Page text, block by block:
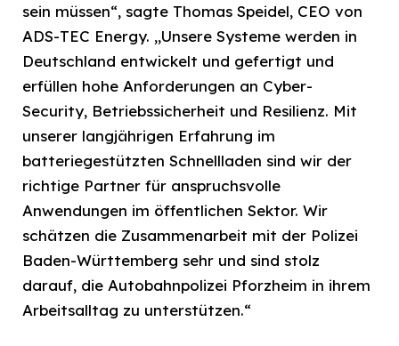
sein müssen“, sagte Thomas Speidel, CEO von
ADS-TEC Energy. „Unsere Systeme werden in
Deutschland entwickelt und gefertigt und
erfüllen hohe Anforderungen an Cyber-
Security, Betriebssicherheit und Resilienz. Mit
unserer langjährigen Erfahrung im
batteriegestützten Schnellladen sind wir der
richtige Partner für anspruchsvolle
Anwendungen im öffentlichen Sektor. Wir
schätzen die Zusammenarbeit mit der Polizei
Baden-Württemberg sehr und sind stolz
darauf, die Autobahnpolizei Pforzheim in ihrem
Arbeitsalltag zu unterstützen.“